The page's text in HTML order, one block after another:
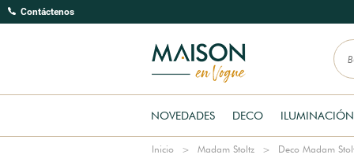
Contáctenos
NOVEDADES DECO ILUMINACIÓN
Inicio Madam Stoltz Deco Madam